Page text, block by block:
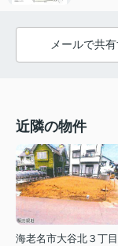
メールで共
近隣の物件
海老名市大谷北３丁目